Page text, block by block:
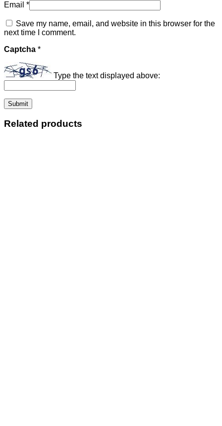
Email *
Save my name, email, and website in this browser for the
next time I comment.
Captcha *
Type the text displayed above:
Related products